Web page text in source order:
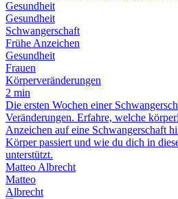
Gesundheit
Gesundheit
Schwangerschaft
Frühe Anzeichen
Gesundheit
Frauen
Körperveränderungen
2 min
Die ersten Wochen einer
Veränderungen. Erfahre, welche
Anzeichen auf eine Schwangerschaft
Körper passiert und wie du dich in
unterstützt.
Matteo Albrecht
Matteo
Albrecht